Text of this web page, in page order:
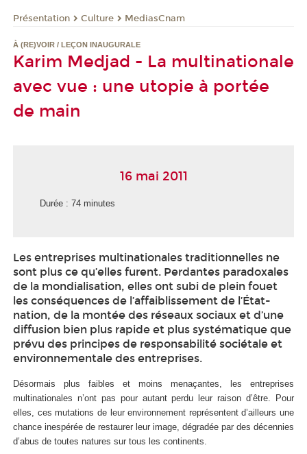
Présentation Culture MediasCnam
À (RE)VOIR / LEÇON INAUGURALE
Karim Medjad - La multinationale
avec vue : une utopie à portée
de main
16 mai 2011
Durée : 74 minutes
Les entreprises multinationales traditionnelles ne
sont plus ce qu’elles furent. Perdantes paradoxales
de la mondialisation, elles ont subi de plein fouet
les conséquences de l’affaiblissement de l’État-
nation, de la montée des réseaux sociaux et d’une
diffusion bien plus rapide et plus systématique que
prévu des principes de responsabilité sociétale et
environnementale des entreprises.
Désormais plus faibles et moins menaçantes, les entreprises
multinationales n’ont pas pour autant perdu leur raison d’être. Pour
elles, ces mutations de leur environnement représentent d’ailleurs une
chance inespérée de restaurer leur image, dégradée par des décennies
d’abus de toutes natures sur tous les continents.